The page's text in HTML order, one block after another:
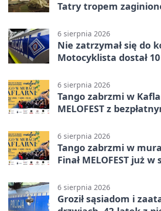
Tatry tropem
6 sierpnia 2026
Nie zatrzymał się do
Motocyklista dostał 10
6 sierpnia 2026
Tango zabrzmi w
MELOFEST z
6 sierpnia 2026
Tango zabrzmi w
Finał MELOFEST już w
6 sierpnia 2026
Groził sąsiadom i